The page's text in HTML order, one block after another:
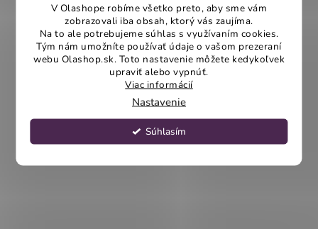
V Olashope robíme všetko preto, aby sme vám
zobrazovali iba obsah, ktorý vás zaujíma.
Na to ale potrebujeme súhlas s využívaním cookies.
Tým nám umožníte používať údaje o vašom prezeraní
webu Olashop.sk. Toto nastavenie môžete kedykoľvek
upraviť alebo vypnúť.
Viac informácií
Nastavenie
Súhlasím